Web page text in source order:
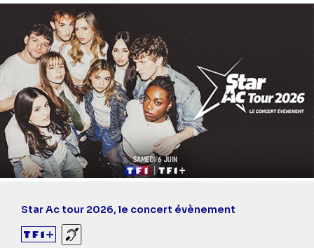
Diaporama
Titre
épisode
Star Ac tour 2026, le concert évènement
Sourds et malentendants